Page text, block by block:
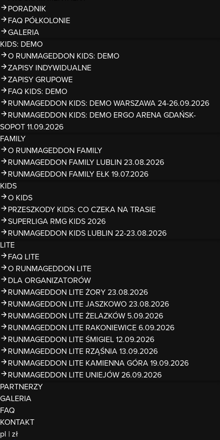
PORADNIK
FAQ PÓŁKOLONIE
GALERIA
KIDS: DEMO
O RUNMAGEDDON KIDS: DEMO
ZAPISY INDYWIDUALNE
ZAPISY GRUPOWE
FAQ KIDS: DEMO
RUNMAGEDDON KIDS: DEMO WARSZAWA 24-26.09.2026
RUNMAGEDDON KIDS: DEMO ERGO ARENA GDAŃSK-
SOPOT 11.09.2026
FAMILY
O RUNMAGEDDON FAMILY
RUNMAGEDDON FAMILY LUBLIN 23.08.2026
RUNMAGEDDON FAMILY EŁK 19.07.2026
KIDS
O KIDS
PRZESZKODY KIDS: CO CZEKA NA TRASIE
SUPERLIGA RMG KIDS 2026
RUNMAGEDDON KIDS LUBLIN 22-23.08.2026
LITE
FAQ LITE
O RUNMAGEDDON LITE
DLA ORGANIZATORÓW
RUNMAGEDDON LITE ŻORY 23.08.2026
RUNMAGEDDON LITE JASZKOWO 23.08.2026
RUNMAGEDDON LITE ŻELAZKÓW 5.09.2026
RUNMAGEDDON LITE RAKONIEWICE 6.09.2026
RUNMAGEDDON LITE ŚMIGIEL 12.09.2026
RUNMAGEDDON LITE RZĄŚNIA 13.09.2026
RUNMAGEDDON LITE KAMIENNA GÓRA 19.09.2026
RUNMAGEDDON LITE UNIEJÓW 26.09.2026
PARTNERZY
GALERIA
FAQ
KONTAKT
pl |zł